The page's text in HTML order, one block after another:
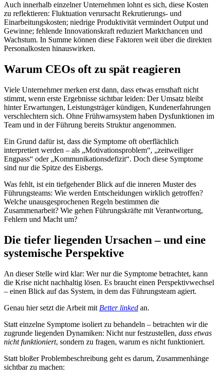
Auch innerhalb einzelner Unternehmen lohnt es sich, diese Kosten
zu reflektieren: Fluktuation verursacht Rekrutierungs- und
Einarbeitungskosten; niedrige Produktivität vermindert Output und
Gewinne; fehlende Innovationskraft reduziert Marktchancen und
Wachstum. In Summe können diese Faktoren weit über die direkten
Personalkosten hinauswirken.
Warum CEOs oft zu spät reagieren
Viele Unternehmer merken erst dann, dass etwas ernsthaft nicht
stimmt, wenn erste Ergebnisse sichtbar leiden: Der Umsatz bleibt
hinter Erwartungen, Leistungsträger kündigen, Kundenerfahrungen
verschlechtern sich. Ohne Frühwarnsystem haben Dysfunktionen im
Team und in der Führung bereits Struktur angenommen.
Ein Grund dafür ist, dass die Symptome oft oberflächlich
interpretiert werden – als „Motivationsproblem“, „zeitweiliger
Engpass“ oder „Kommunikationsdefizit“. Doch diese Symptome
sind nur die Spitze des Eisbergs.
Was fehlt, ist ein tiefgehender Blick auf die inneren Muster des
Führungsteams: Wie werden Entscheidungen wirklich getroffen?
Welche unausgesprochenen Regeln bestimmen die
Zusammenarbeit? Wie gehen Führungskräfte mit Verantwortung,
Fehlern und Macht um?
Die tiefer liegenden Ursachen – und eine
systemische Perspektive
An dieser Stelle wird klar: Wer nur die Symptome betrachtet, kann
die Krise nicht nachhaltig lösen. Es braucht einen Perspektivwechsel
– einen Blick auf das System, in dem das Führungsteam agiert.
Genau hier setzt die Arbeit mit Better linked an.
Statt einzelne Symptome isoliert zu behandeln – betrachten wir die
zugrunde liegenden Dynamiken: Nicht nur festzustellen, dass etwas
nicht funktioniert, sondern zu fragen, warum es nicht funktioniert.
Statt bloßer Problembeschreibung geht es darum, Zusammenhänge
sichtbar zu machen: